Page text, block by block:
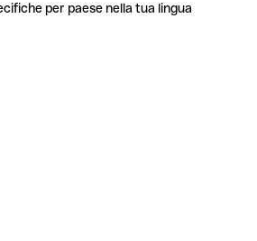
per paese nella tua lingua